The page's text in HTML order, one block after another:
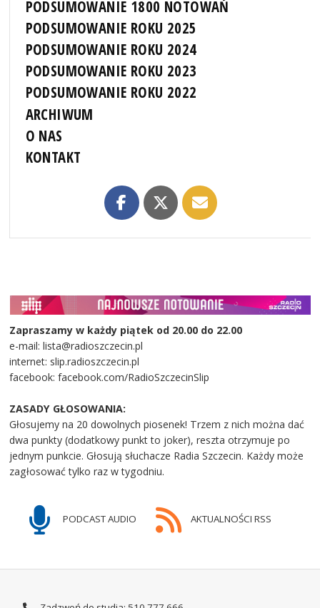
PODSUMOWANIE 1800 NOTOWAŃ
PODSUMOWANIE ROKU 2025
PODSUMOWANIE ROKU 2024
PODSUMOWANIE ROKU 2023
PODSUMOWANIE ROKU 2022
ARCHIWUM
O NAS
KONTAKT
Zapraszamy w każdy piątek od 20.00 do 22.00
e-mail: lista@radioszczecin.pl
internet: slip.radioszczecin.pl
facebook: facebook.com/RadioSzczecinSlip
ZASADY GŁOSOWANIA:
Głosujemy na 20 dowolnych piosenek! Trzem z nich można dać
dwa punkty (dodatkowy punkt to joker), reszta otrzymuje po
jednym punkcie. Głosują słuchacze Radia Szczecin. Każdy może
zagłosować tylko raz w tygodniu.
PODCAST AUDIO AKTUALNOŚCI RSS